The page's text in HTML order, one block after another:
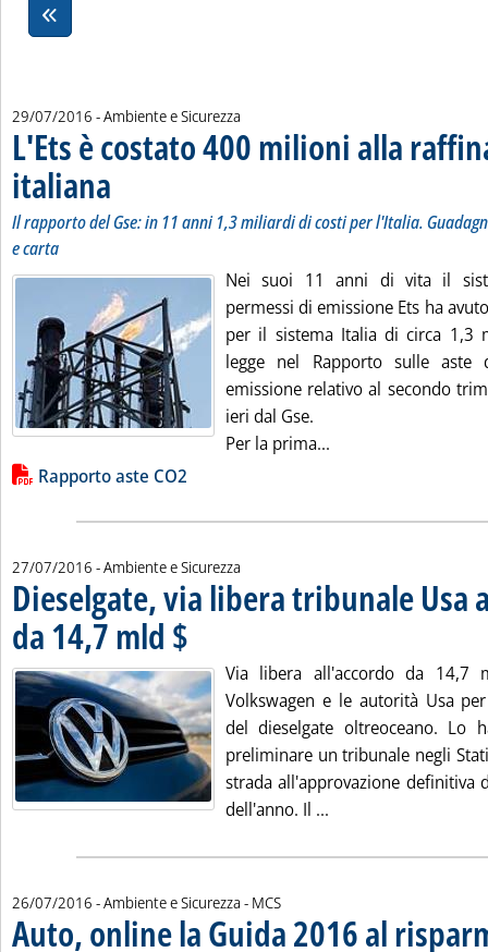
29/07/2016 - Ambiente e Sicurezza
L'Ets è costato 400 milioni alla
italiana
Il rapporto del Gse: in 11 anni 1,3 miliardi di costi per l'Italia.
e carta
Nei suoi 11 anni di vita il
permessi di emissione Ets ha
per il sistema Italia di circa 1,3
legge nel Rapporto sulle
emissione relativo al secondo
ieri dal Gse.
Per la prima...
Lista allegati PDF alla notizia
Rapporto aste CO2
27/07/2016 - Ambiente e Sicurezza
Dieselgate, via libera tribunale Usa
da 14,7 mld $
Via libera all'accordo da 14,7
Volkswagen e le autorità Usa
del dieselgate oltreoceano. Lo
preliminare un tribunale negli
strada all'approvazione definitiva
dell'anno. Il ...
26/07/2016 - Ambiente e Sicurezza - di:
MCS
Auto, online la Guida 2016 al